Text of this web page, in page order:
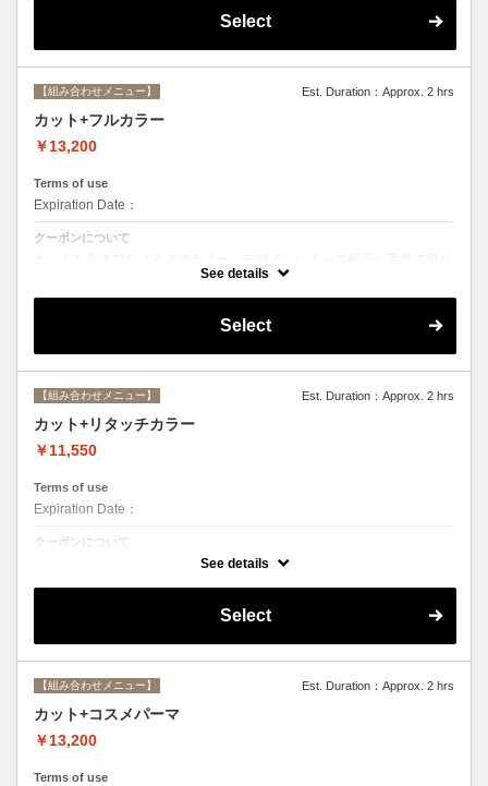
Select
【組み合わせメニュー】 Est. Duration：Approx. 2 hrs
カット+フルカラー
￥13,200
Terms of use
Expiration Date：
クーポンについて
分けて綺麗に染め上げます。シャンプー、ブロー込み
See details
Select
【組み合わせメニュー】 Est. Duration：Approx. 2 hrs
カット+リタッチカラー
￥11,550
Terms of use
Expiration Date：
クーポンについて
カットと根元２cmまでのカラー。シャンプー、ブロー込み
See details
Select
【組み合わせメニュー】 Est. Duration：Approx. 2 hrs
カット+コスメパーマ
￥13,200
Terms of use